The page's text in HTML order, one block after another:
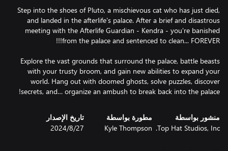
Step into the shoes of Pluto, a mischievous cat who has just died,
and landed in the afterlife's palace. After a brief and disastrous
meeting with the Afterlife Guardian - Kendra - you're banished
Explore the vast grounds that surround the palace, battle beasts
with your trusty broom, and gain new abilities to expand your
world. Hang out with doomed ghosts, solve puzzles, discover
secrets, and… organize an ambush to break back into the palace!
منشور بواسطة
Top Hat Studios, Inc.
مطورة بواسطة
Kyle Thompson
تاريخ الإصدار
27‏/8‏/2024